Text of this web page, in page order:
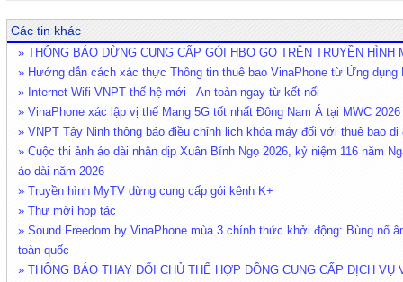
Các tin khác
» THÔNG BÁO DỪNG CUNG CẤP GÓI HBO GO TRÊN TRUYỀN HÌNH
» Hướng dẫn cách xác thực Thông tin thuê bao VinaPhone từ Ứng dụng
» Internet Wifi VNPT thế hệ mới - An toàn ngay từ kết nối
» VinaPhone xác lập vị thế Mạng 5G tốt nhất Đông Nam Á tại MWC 2026
» VNPT Tây Ninh thông báo điều chỉnh lịch khóa máy đối với thuê bao di
» Cuộc thi ảnh áo dài nhân dịp Xuân Bính Ngọ 2026, kỷ niệm 116 năm
áo dài năm 2026
» Truyền hình MyTV dừng cung cấp gói kênh K+
» Thư mời họp tác
» Sound Freedom by VinaPhone mùa 3 chính thức khởi động: Bùng nổ
toàn quốc
» THÔNG BÁO THAY ĐỔI CHỦ THỂ HỢP ĐỒNG CUNG CẤP DỊCH VỤ